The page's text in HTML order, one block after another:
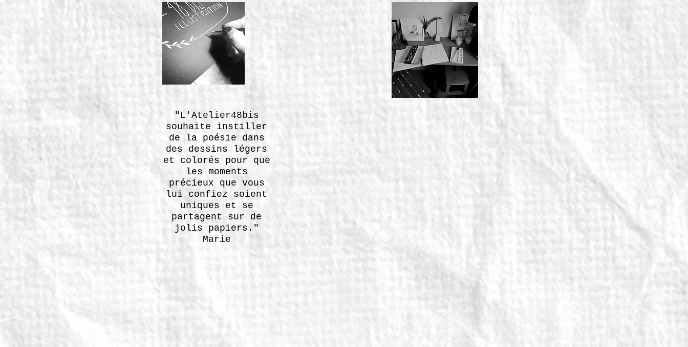
"L'Atelier48bis
souhaite instiller
de la poésie dans
des dessins légers
et colorés pour que
les moments
précieux que vous
lui confiez soient
uniques et se
partagent sur de
jolis papiers."
Marie